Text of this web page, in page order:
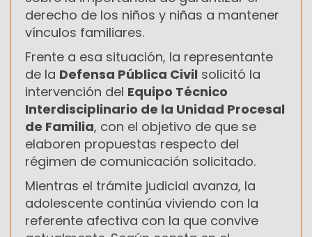
derecho de los niños y niñas a mantener
vínculos familiares.
Frente a esa situación, la representante
de la Defensa Pública Civil solicitó la
intervención del Equipo Técnico
Interdisciplinario de la Unidad Procesal
de Familia, con el objetivo de que se
elaboren propuestas respecto del
régimen de comunicación solicitado.
Mientras el trámite judicial avanza, la
adolescente continúa viviendo con la
referente afectiva con la que convive